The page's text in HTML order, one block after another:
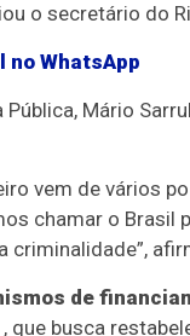
o secretário do
no WhatsApp
Mário
vem de vários
chamar o
criminalidade”,
de
, que busca